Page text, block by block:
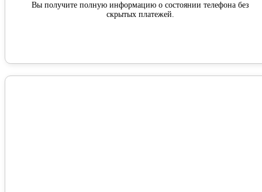
Вы получите полную информацию о состоянии телефона без
скрытых платежей.